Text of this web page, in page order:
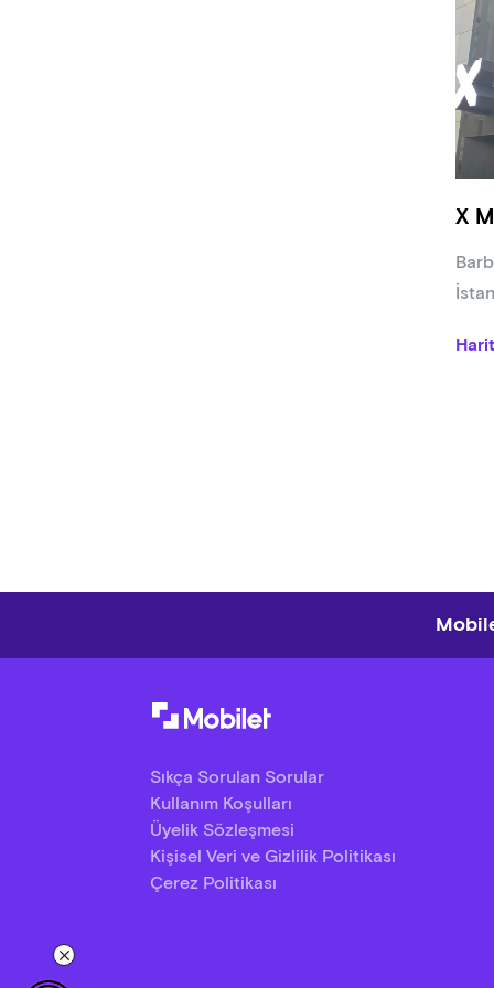
X
Sıkça Sorulan Sorular
Kullanım Koşulları
Üyelik Sözleşmesi
Kişisel Veri ve Gizlilik Politikası
Çerez Politikası